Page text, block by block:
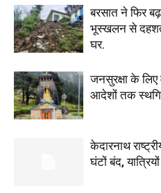
बरसात ने फिर
भूस्खलन से दहशत
घर.
जनसुरक्षा के लिए
आदेशों तक
केदारनाथ
घंटों बंद,